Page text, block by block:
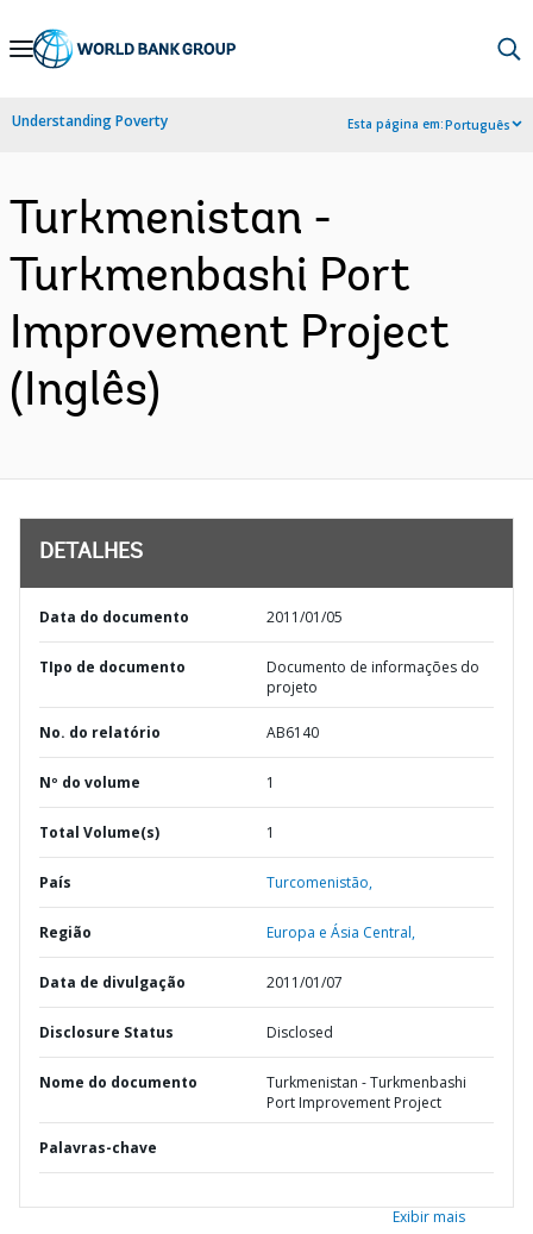
Skip
Navigation
Understanding Poverty Esta página em:Português
Turkmenistan -
Turkmenbashi Port
Improvement Project
(Inglês)
DETALHES
Data do documento 2011/01/05
TIpo de documento
Documento de informações do
projeto
No. do relatório AB6140
Nº do volume 1
Total Volume(s) 1
País Turcomenistão,
Região Europa e Ásia Central,
Data de divulgação 2011/01/07
Disclosure Status Disclosed
Nome do documento
Turkmenistan - Turkmenbashi
Port Improvement Project
Palavras-chave
Exibir mais